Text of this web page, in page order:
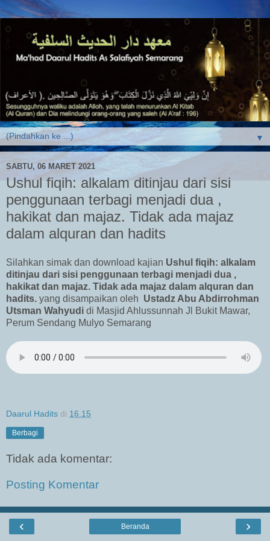
▼
SABTU, 06 MARET 2021
Ushul fiqih: alkalam ditinjau dari sisi
penggunaan terbagi menjadi dua ,
hakikat dan majaz. Tidak ada majaz
dalam alquran dan hadits
Silahkan simak dan download kajian Ushul fiqih: alkalam
ditinjau dari sisi penggunaan terbagi menjadi dua ,
hakikat dan majaz. Tidak ada majaz dalam alquran dan
hadits. yang disampaikan oleh Ustadz Abu Abdirrohman
Utsman Wahyudi di Masjid Ahlussunnah Jl Bukit Mawar,
Perum Sendang Mulyo Semarang
Daarul Hadits di 16.15
Berbagi
Tidak ada komentar:
Posting Komentar
‹ ›
Beranda